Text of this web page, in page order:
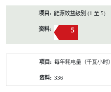
能源效益級別 (1 至 5)
5
每年耗电量（千瓦小时）
336